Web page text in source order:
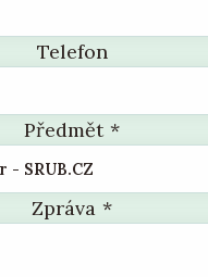
Telefon
Předmět*
Zpráva *